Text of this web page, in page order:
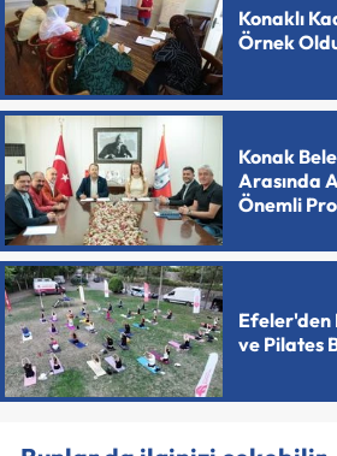
Konaklı
Örnek
Konak
Arasında
Önemli
Efeler'den
ve Pilates